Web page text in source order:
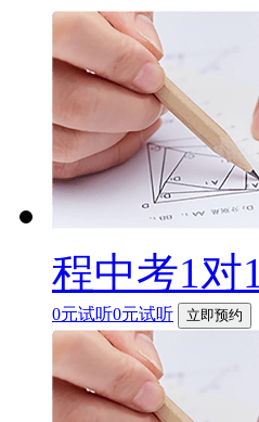
程中考1对
0元试听0元试听 立即预约